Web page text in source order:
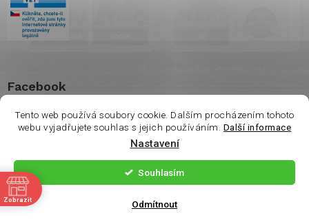
Tento web používá soubory cookie. Dalším procházením tohoto
webu vyjadřujete souhlas s jejich používáním. Další informace
Nastavení
Odmítnout
Souhlasím
Vážení zákazníci. Ve
čtvrtek 6.8 je na
prodejně otevřeno
pouze do 14:00. Děkuji
za pochopení.
Facebook
Vytvořil Shoptet | Nakódoval
Copyright 2026 shop Wasco. Všechna práva vyhrazena.
Zobrazit